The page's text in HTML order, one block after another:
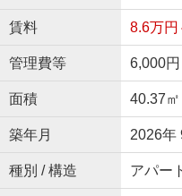
賃料 8.6万円
管理費等 6,000円
面積 40.37㎡
築年月 2026年
種別 / 構造 アパー